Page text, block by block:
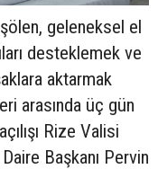
geleneksel el
desteklemek ve
aktarmak
arasında üç gün
Rize Valisi
Başkanı Pervin